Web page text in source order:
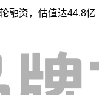
融资，估值达44.8亿